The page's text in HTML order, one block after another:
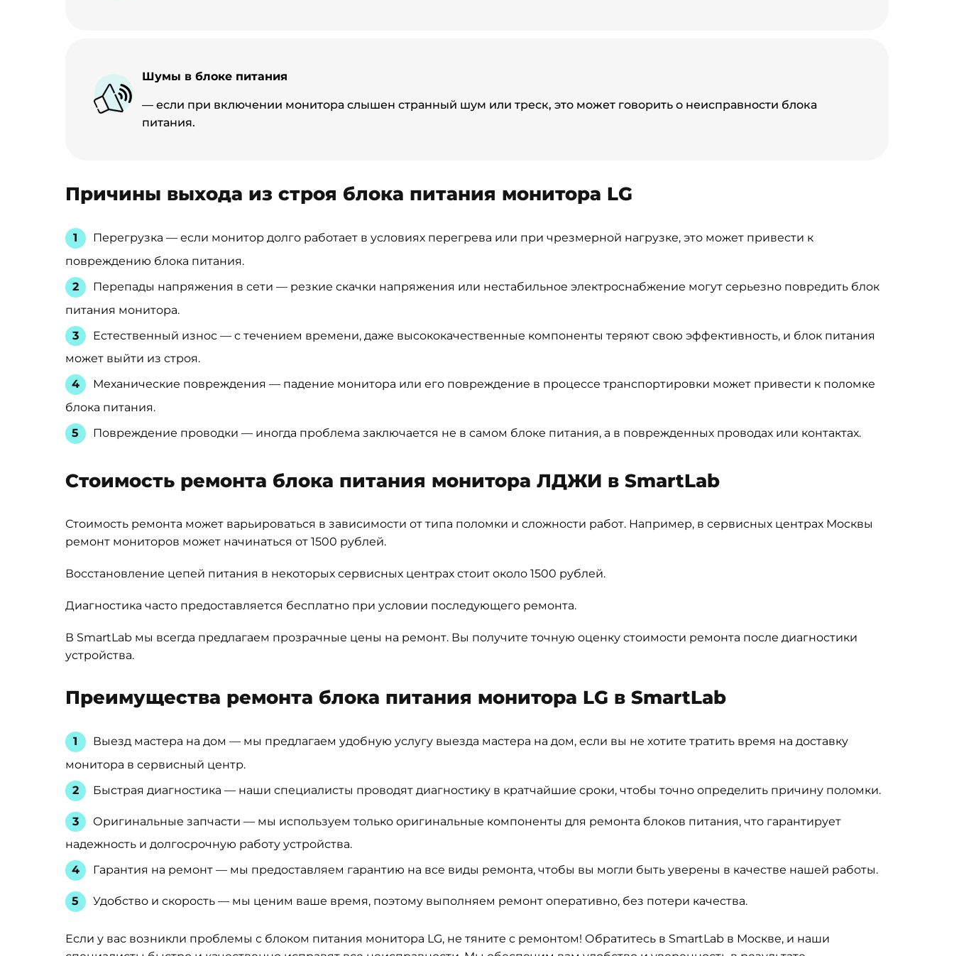
Шумы в блоке питания
— если при включении монитора слышен странный шум или треск, это может говорить о неисправности блока
питания.
Причины выхода из строя блока питания монитора LG
Перегрузка — если монитор долго работает в условиях перегрева или при чрезмерной нагрузке, это может привести к
повреждению блока питания.
Перепады напряжения в сети — резкие скачки напряжения или нестабильное электроснабжение могут серьезно повредить блок
питания монитора.
Естественный износ — с течением времени, даже высококачественные компоненты теряют свою эффективность, и блок питания
может выйти из строя.
Механические повреждения — падение монитора или его повреждение в процессе транспортировки может привести к поломке
блока питания.
Повреждение проводки — иногда проблема заключается не в самом блоке питания, а в поврежденных проводах или контактах.
Стоимость ремонта блока питания монитора ЛДЖИ в SmartLab
Стоимость ремонта может варьироваться в зависимости от типа поломки и сложности работ. Например, в сервисных центрах Москвы
ремонт мониторов может начинаться от 1500 рублей.
Восстановление цепей питания в некоторых сервисных центрах стоит около 1500 рублей.
Диагностика часто предоставляется бесплатно при условии последующего ремонта.
В SmartLab мы всегда предлагаем прозрачные цены на ремонт. Вы получите точную оценку стоимости ремонта после диагностики
устройства.
Преимущества ремонта блока питания монитора LG в SmartLab
Выезд мастера на дом — мы предлагаем удобную услугу выезда мастера на дом, если вы не хотите тратить время на доставку
монитора в сервисный центр.
Быстрая диагностика — наши специалисты проводят диагностику в кратчайшие сроки, чтобы точно определить причину поломки.
Оригинальные запчасти — мы используем только оригинальные компоненты для ремонта блоков питания, что гарантирует
надежность и долгосрочную работу устройства.
Гарантия на ремонт — мы предоставляем гарантию на все виды ремонта, чтобы вы могли быть уверены в качестве нашей работы.
Удобство и скорость — мы ценим ваше время, поэтому выполняем ремонт оперативно, без потери качества.
Если у вас возникли проблемы с блоком питания монитора LG, не тяните с ремонтом! Обратитесь в SmartLab в Москве, и наши